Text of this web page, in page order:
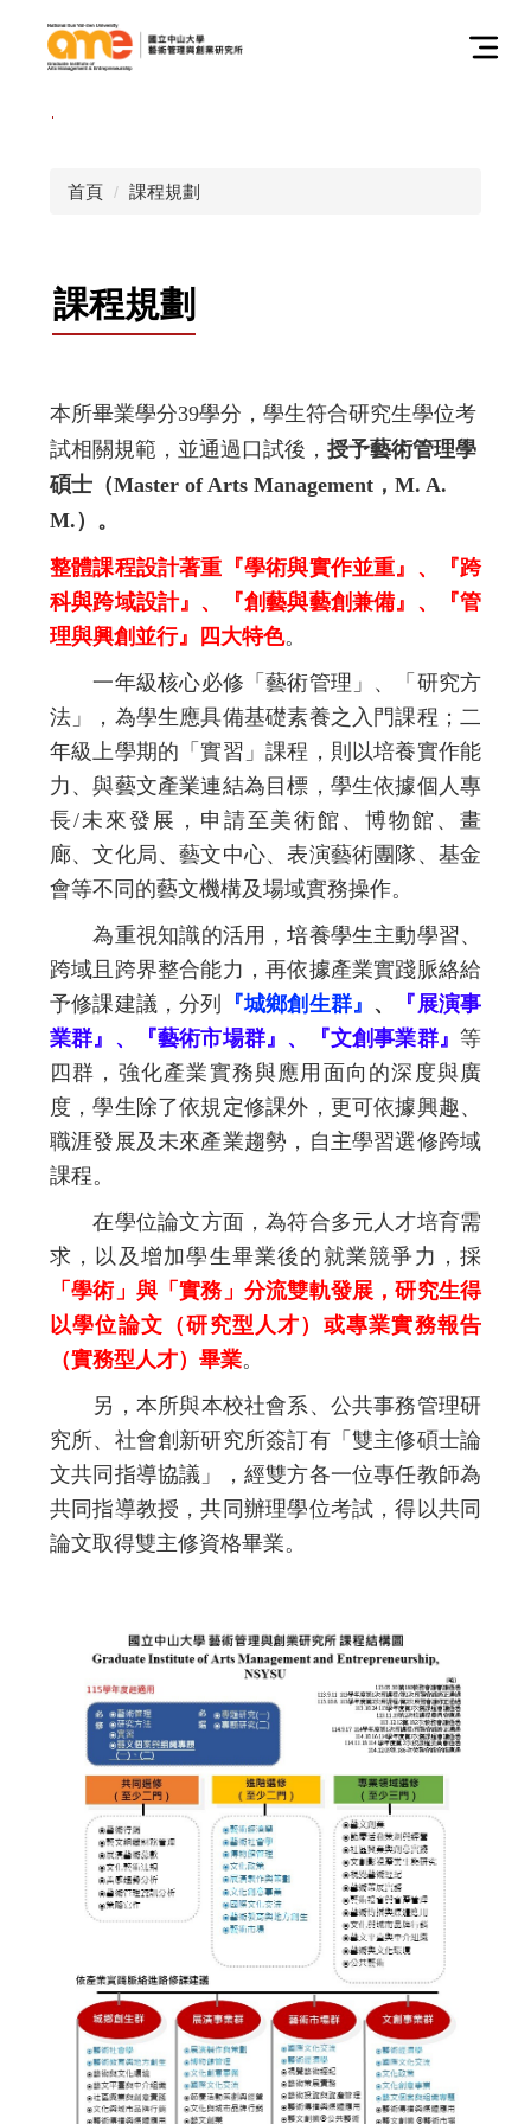
首頁 課程規劃
課程規劃
本所畢業學分39學分，學生符合研究生學位考
試相關規範，並通過口試後， 授予藝術管理學
碩士（Master of Arts Management ， M. A.
M.）。
整體課程設計著重『學術與實作並重』、『跨
科與跨域設計』、『創藝與藝創兼備』、『管
理與興創並行』四大特色。
一年級核心必修「藝術管理」、「研究方
法」，為學生應具備基礎素養之入門課程；二
年級上學期的「實習」課程，則以培養實作能
力、與藝文產業連結為目標，學生依據個人專
長/未來發展，申請至美術館、博物館、畫
廊、文化局、藝文中心、表演藝術團隊、基金
會等不同的藝文機構及場域實務操作。
為重視知識的活用，培養學生主動學習、
跨域且跨界整合能力，再依據產業實踐脈絡給
予修課建議，分列
『城鄉創生群』 、
『展演事
業群』、『藝術市場群』、『文創事業群』 等
四群，強化產業實務與應用面向的深度與廣
度，學生除了依規定修課外，更可依據興趣、
職涯發展及未來產業趨勢，自主學習選修跨域
課程。
在學位論文方面，為符合多元人才培育需
求，以及增加學生畢業後的就業競爭力，採
「學術」與「實務」分流雙軌發展，研究生得
以學位論文（研究型人才）或專業實務報告
（實務型人才）畢業。
另，本所與本校社會系、公共事務管理研
究所、社會創新研究所簽訂有「雙主修碩士論
文共同指導協議」，經雙方各一位專任教師為
共同指導教授，共同辦理學位考試，得以共同
論文取得雙主修資格畢業。